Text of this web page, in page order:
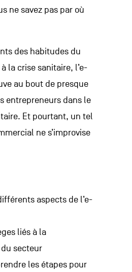
ne savez pas par où
des habitudes du
la crise sanitaire, l’e-
au bout de presque
entrepreneurs dans le
Et pourtant, un tel
ne s’improvise
aspects de l’e-
liés à la
secteur
les étapes pour